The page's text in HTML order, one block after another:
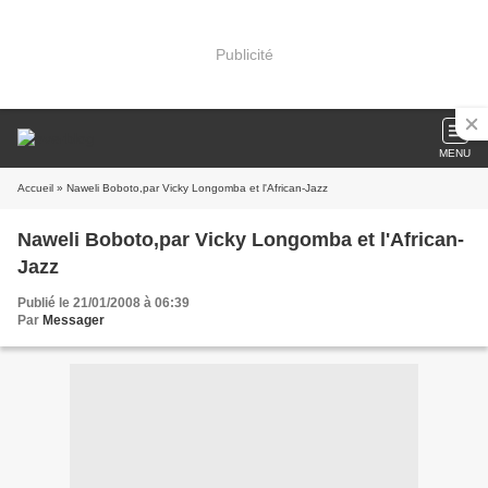
Publicité
MENU
Accueil » Naweli Boboto,par Vicky Longomba et l'African-Jazz
Naweli Boboto,par Vicky Longomba et l'African-
Jazz
Publié le 21/01/2008 à 06:39
Par Messager